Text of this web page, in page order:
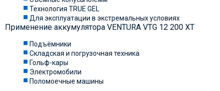
Технология TRUE GEL
Для эксплуатации в экстремальных условиях
Применение аккумулятора VENTURA VTG 12 200 XT
Подъёмники
Складская и погрузочная техника
Гольф-кары
Электромобили
Поломоечные машины